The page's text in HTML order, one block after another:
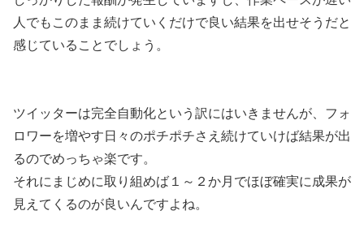
人でもこのまま続けていくだけで良い結果を出せそうだと
感じていることでしょう。
ツイッターは完全自動化という訳にはいきませんが、フォ
ロワーを増やす日々のポチポチさえ続けていけば結果が出
るのでめっちゃ楽です。
それにまじめに取り組めば１～２か月でほぼ確実に成果が
見えてくるのが良いんですよね。